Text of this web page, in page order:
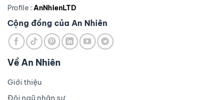
Profile : AnNhienLTD
Cộng đồng của An Nhiên
Về An Nhiên
Giới thiệu
Đội ngũ nhân sự